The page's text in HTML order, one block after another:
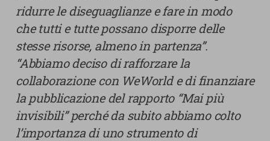
ridurre le diseguaglianze e fare in modo
che tutti e tutte possano disporre delle
stesse risorse, almeno in partenza”.
“Abbiamo deciso di rafforzare la
collaborazione con WeWorld e di finanziare
la pubblicazione del rapporto “Mai più
invisibili” perché da subito abbiamo colto
l’importanza di uno strumento di